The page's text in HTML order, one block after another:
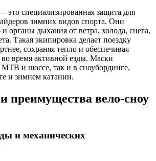
это специализированная защита для
зимних видов спорта. Они
органы дыхания от ветра, холода, снега,
Такая экипировка делает поездку
сохраняя тепло и обеспечивая
время активной езды. Маски
и шоссе, так и в сноубординге,
и зимнем катании.
преимущества вело-сноу
и механических